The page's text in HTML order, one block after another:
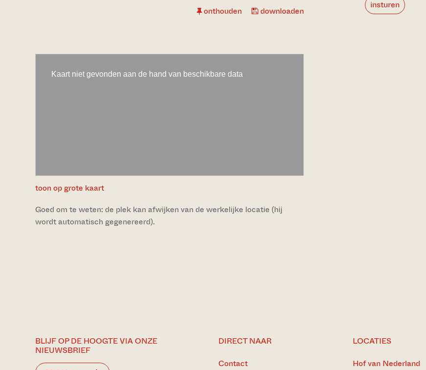
onthouden downloaden
toon op grote kaart
Goed om te weten: de plek kan afwijken van de werkelijke locatie (hij
wordt automatisch gegenereerd).
insturen
BLIJF OP DE HOOGTE VIA ONZE
NIEUWSBRIEF
DIRECT NAAR
Contact
LOCATIES
Hof van Nederland